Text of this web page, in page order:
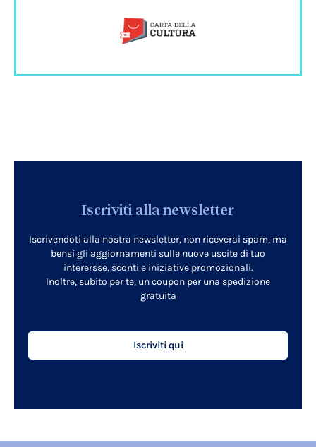
Iscriviti alla newsletter
Iscrivendoti alla nostra newsletter, non riceverai spam, ma
bensì gli aggiornamenti sulle nuove uscite di tuo
interersse, sconti e iniziative promozionali.
Inoltre, subito per te, un coupon per una spedizione
gratuita
Iscriviti qui